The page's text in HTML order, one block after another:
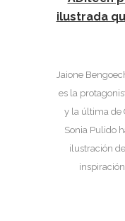
ilustrada
Jaione
es la
y la última de
Sonia Pulido
ilustración
inspiración